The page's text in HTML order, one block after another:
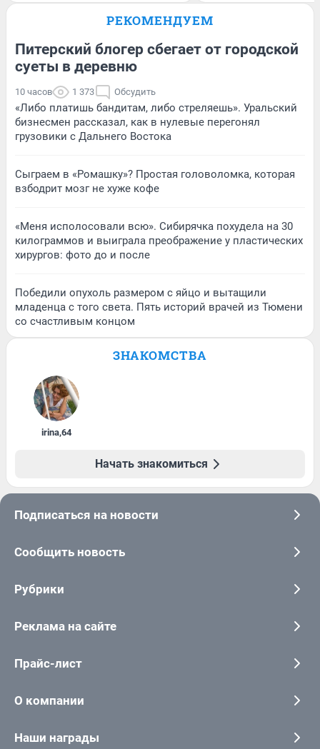
РЕКОМЕНДУЕМ
Питерский блогер сбегает от городской
суеты в деревню
10 часов 1 373 Обсудить
«Либо платишь бандитам, либо стреляешь». Уральский
бизнесмен рассказал, как в нулевые перегонял
грузовики с Дальнего Востока
Сыграем в «Ромашку»? Простая головоломка, которая
взбодрит мозг не хуже кофе
«Меня исполосовали всю». Сибирячка похудела на 30
килограммов и выиграла преображение у пластических
хирургов: фото до и после
Победили опухоль размером с яйцо и вытащили
младенца с того света. Пять историй врачей из Тюмени
со счастливым концом
ЗНАКОМСТВА
irina,64
Начать знакомиться
Подписаться на новости
Сообщить новость
Рубрики
Реклама на сайте
Прайс-лист
О компании
Наши награды